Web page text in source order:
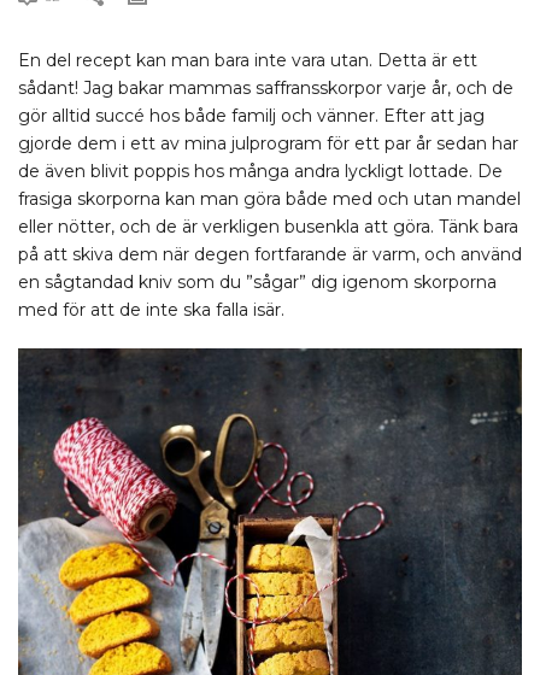
En del recept kan man bara inte vara utan. Detta är ett
sådant! Jag bakar mammas saffransskorpor varje år, och de
gör alltid succé hos både familj och vänner. Efter att jag
gjorde dem i ett av mina julprogram för ett par år sedan har
de även blivit poppis hos många andra lyckligt lottade. De
frasiga skorporna kan man göra både med och utan mandel
eller nötter, och de är verkligen busenkla att göra. Tänk bara
på att skiva dem när degen fortfarande är varm, och använd
en sågtandad kniv som du ”sågar” dig igenom skorporna
med för att de inte ska falla isär.